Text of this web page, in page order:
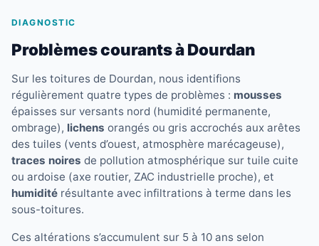
DIAGNOSTIC
Problèmes courants à Dourdan
Sur les toitures de Dourdan, nous identifions
régulièrement quatre types de problèmes : mousses
épaisses sur versants nord (humidité permanente,
ombrage), lichens orangés ou gris accrochés aux arêtes
des tuiles (vents d’ouest, atmosphère marécageuse),
traces noires de pollution atmosphérique sur tuile cuite
ou ardoise (axe routier, ZAC industrielle proche), et
humidité résultante avec infiltrations à terme dans les
sous-toitures.
Ces altérations s’accumulent sur 5 à 10 ans selon